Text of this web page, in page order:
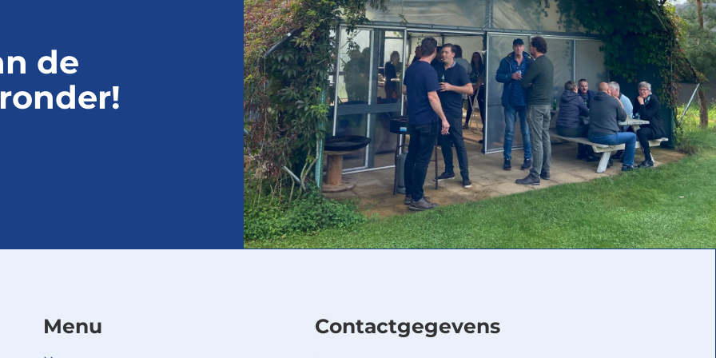
de
Menu Contactgegevens